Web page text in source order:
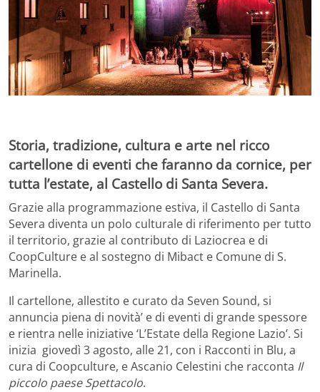
Storia, tradizione, cultura e arte nel ricco
cartellone di eventi che faranno da cornice, per
tutta l’estate, al Castello di Santa Severa.
Grazie alla programmazione estiva, il Castello di Santa
Severa diventa un polo culturale di riferimento per tutto
il territorio, grazie al contributo di Laziocrea e di
CoopCulture e al sostegno di Mibact e Comune di S.
Marinella.
Il cartellone, allestito e curato da Seven Sound, si
annuncia piena di novità’ e di eventi di grande spessore
e rientra nelle iniziative ‘L’Estate della Regione Lazio’. Si
inizia giovedì 3 agosto, alle 21, con i Racconti in Blu, a
cura di Coopculture, e Ascanio Celestini che racconta Il
piccolo paese Spettacolo.